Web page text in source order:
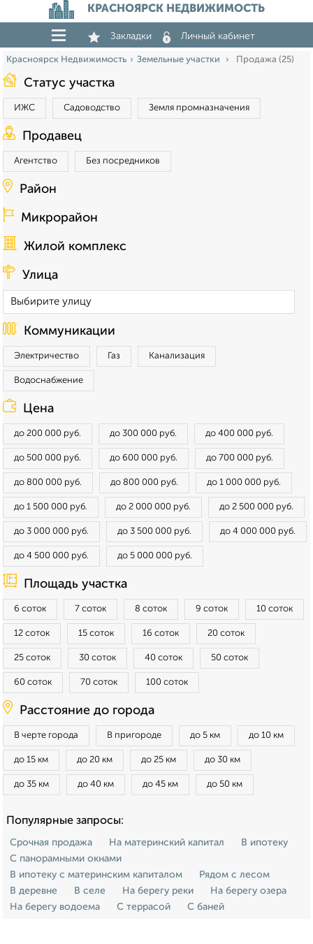
КРАСНОЯРСК НЕДВИЖИМОСТЬ
Закладки Личный кабинет
Красноярск Недвижимость Земельные участки Продажа (25)
Статус участка
ИЖС Садоводство Земля промназначения
Продавец
Агентство Без посредников
Район
Микрорайон
Жилой комплекс
Улица
Коммуникации
Электричество Газ Канализация
Водоснабжение
Цена
до 200 000 руб. до 300 000 руб. до 400 000 руб.
до 500 000 руб. до 600 000 руб. до 700 000 руб.
до 800 000 руб. до 800 000 руб. до 1 000 000 руб.
до 1 500 000 руб. до 2 000 000 руб. до 2 500 000 руб.
до 3 000 000 руб. до 3 500 000 руб. до 4 000 000 руб.
до 4 500 000 руб. до 5 000 000 руб.
Площадь участка
6 соток 7 соток 8 соток 9 соток 10 соток
12 соток 15 соток 16 соток 20 соток
25 соток 30 соток 40 соток 50 соток
60 соток 70 соток 100 соток
Расстояние до города
В черте города В пригороде до 5 км до 10 км
до 15 км до 20 км до 25 км до 30 км
до 35 км до 40 км до 45 км до 50 км
Популярные запросы:
Срочная продажа На материнский капитал
В ипотеку
С панорамными окнами
В ипотеку с материнским капиталом
Рядом с лесом
В деревне
В селе На берегу реки
На берегу озера
На берегу водоема
С террасой С баней